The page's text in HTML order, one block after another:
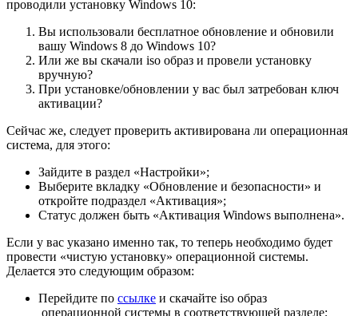
проводили установку Windows 10:
Вы использовали бесплатное обновление и обновили
вашу Windows 8 до Windows 10?
Или же вы скачали iso образ и провели установку
вручную?
При установке/обновлении у вас был затребован ключ
активации?
Сейчас же, следует проверить активирована ли операционная
система, для этого:
Зайдите в раздел «Настройки»;
Выберите вкладку «Обновление и безопасности» и
откройте подраздел «Активация»;
Статус должен быть «Активация Windows выполнена».
Если у вас указано именно так, то теперь необходимо будет
провести «чистую установку» операционной системы.
Делается это следующим образом:
Перейдите по ссылке и скачайте iso образ
операционной системы в соответствующей разделе;